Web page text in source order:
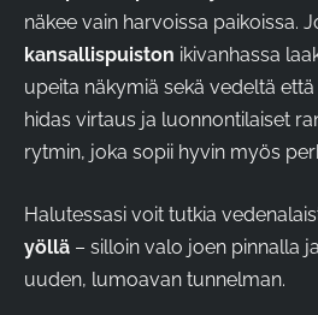
näkee vain harvoissa paikoissa.
kansallispuiston ikivanhassa
upeita näkymiä sekä vedeltä
hidas virtaus ja luonnontilaiset
rytmin, joka sopii hyvin myös
Halutessasi voit tutkia
yöllä – silloin valo joen pinnalla
uuden, lumoavan tunnelman.